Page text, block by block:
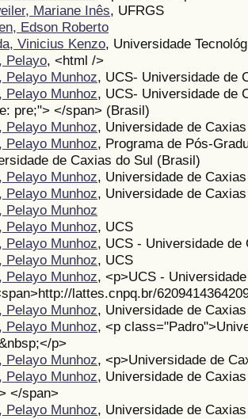
Mariane Inês, UFRGS
Edson Roberto
Vinicius Kenzo, Universidade
Pelayo, <html />
Pelayo Munhoz, UCS- Universidade de
Pelayo Munhoz, UCS- Universidade de
pre;"> </span> (Brasil)
Pelayo Munhoz, Universidade de
Pelayo Munhoz, Programa de Pós-
de Caxias do Sul (Brasil)
Pelayo Munhoz, Universidade de
Pelayo Munhoz, Universidade de
Pelayo Munhoz
Pelayo Munhoz, UCS
Pelayo Munhoz, UCS - Universidade
Pelayo Munhoz, UCS
Pelayo Munhoz, <p>UCS -
lattes.cnpq.br/
Pelayo Munhoz, Universidade de
Pelayo Munhoz, <p
p>
Pelayo Munhoz, <p>Universidade de
Pelayo Munhoz, Universidade de
</span>
Pelayo Munhoz, Universidade de